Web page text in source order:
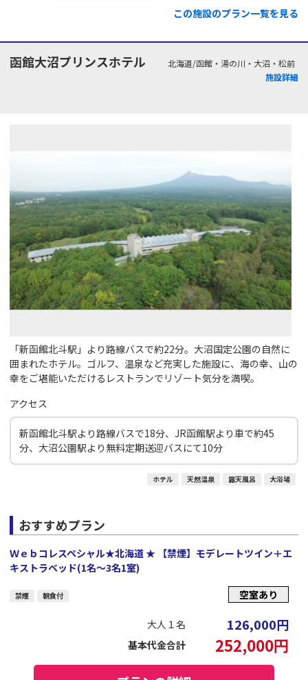
この施設のプラン一覧を見る
函館大沼プリンスホテル
北海道/函館・湯の川・大沼・松前
施設詳細
「新函館北斗駅」より路線バスで約22分。大沼国定公園の自然に
囲まれたホテル。ゴルフ、温泉など充実した施設に、海の幸、山の
幸をご堪能いただけるレストランでリゾート気分を満喫。
アクセス
新函館北斗駅より路線バスで18分、JR函館駅より車で約45
分、大沼公園駅より無料定期送迎バスにて10分
ホテル 天然温泉 露天風呂 大浴場
おすすめプラン
Ｗｅｂコレスペシャル★北海道 ★ 【禁煙】モデレートツイン＋エ
キストラベッド(1名～3名1室)
禁煙 朝食付 空室あり
大人１名 126,000円
基本代金合計 252,000円